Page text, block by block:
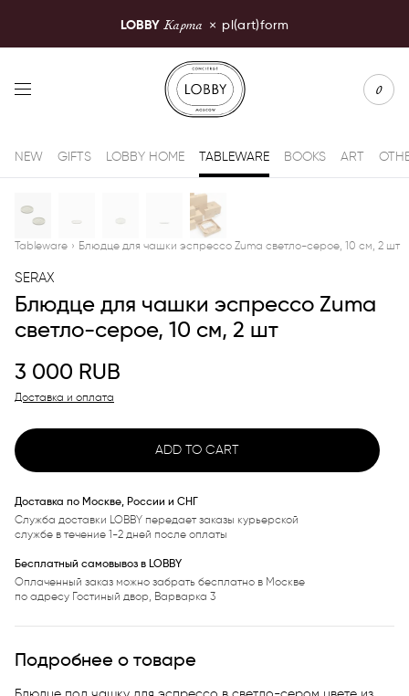
LOBBY Карта × pl(art)form
LOBBY Moscow
0
NEW GIFTS LOBBY HOME TABLEWARE BOOKS ART
Tableware › Блюдце для чашки эспрессо Zuma светло-серое, 10 см, 2 шт
SERAX
Блюдце для чашки эспрессо Zuma
светло-серое, 10 см, 2 шт
3 000 RUB
Доставка и оплата
ADD TO CART
Доставка по Москве, России и СНГ
Служба доставки LOBBY передает заказы курьерской
службе в течение 1-2 дней после оплаты
Бесплатный самовывоз в LOBBY
Оплаченный заказ можно забрать бесплатно в Москве
по адресу Гостиный двор, Варварка 3
Подробнее о товаре